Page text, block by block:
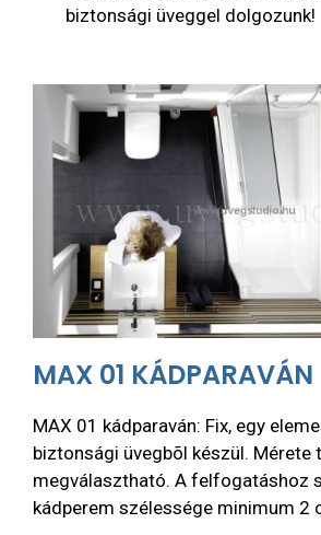
biztonsági üveggel dolgozunk!
MAX 01 KÁDPARAVÁN
MAX 01 kádparaván: Fix, egy
biztonsági üvegbõl készül. Mérete
megválasztható. A felfogatáshoz
kádperem szélessége minimum 2